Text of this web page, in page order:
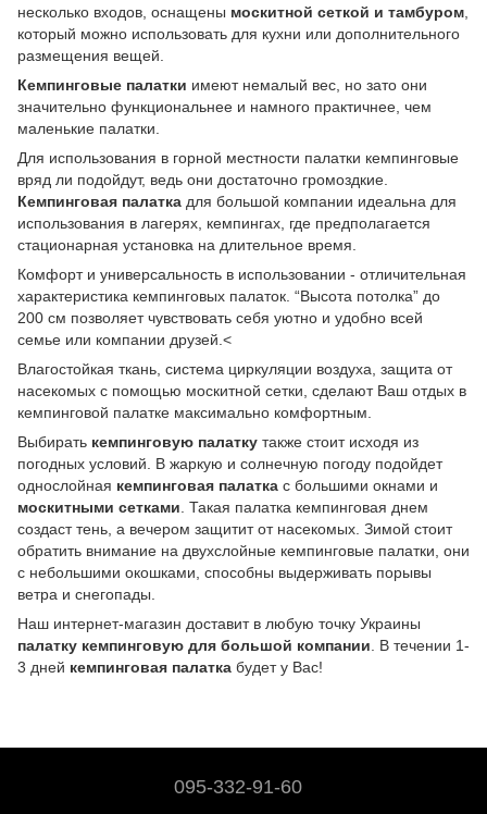
несколько входов, оснащены москитной сеткой и тамбуром
который можно использовать для кухни или дополнительного
размещения вещей.
Кемпинговые палатки имеют немалый вес, но зато они
значительно функциональнее и намного практичнее, чем
маленькие палатки.
Для использования в горной местности палатки кемпинговые
вряд ли подойдут, ведь они достаточно громоздкие.
Кемпинговая палатка для большой компании идеальна для
использования в лагерях, кемпингах, где предполагается
стационарная установка на длительное время.
Комфорт и универсальность в использовании - отличительная
характеристика кемпинговых палаток. “Высота потолка” до
200 см позволяет чувствовать себя уютно и удобно всей
семье или компании друзей.<
Влагостойкая ткань, система циркуляции воздуха, защита от
насекомых с помощью москитной сетки, сделают Ваш отдых в
кемпинговой палатке максимально комфортным.
Выбирать кемпинговую палатку также стоит исходя из
погодных условий. В жаркую и солнечную погоду подойдет
однослойная кемпинговая палатка с большими окнами и
москитными сетками . Такая палатка кемпинговая днем
создаст тень, а вечером защитит от насекомых. Зимой стоит
обратить внимание на двухслойные кемпинговые палатки, они
с небольшими окошками, способны выдерживать порывы
ветра и снегопады.
Наш интернет-магазин доставит в любую точку Украины
палатку кемпинговую для большой компании . В течении 1-
3 дней кемпинговая палатка будет у Вас!
095-332-91-60